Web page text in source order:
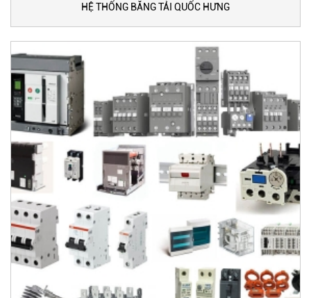
HỆ THỐNG BĂNG TẢI QUỐC HƯNG